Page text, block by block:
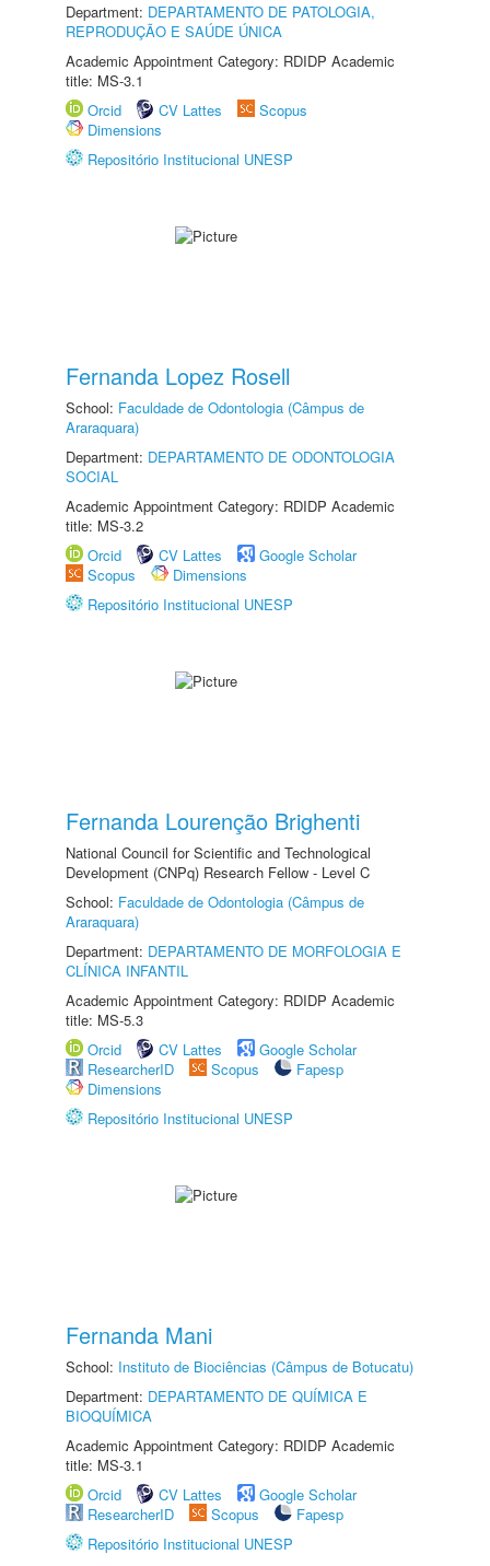
Department: DEPARTAMENTO DE PATOLOGIA,
REPRODUÇÃO E SAÚDE ÚNICA
Academic Appointment Category: RDIDP Academic
title: MS-3.1
Orcid
CV Lattes
Scopus
Dimensions
Repositório Institucional UNESP
Fernanda Lopez Rosell
School: Faculdade de Odontologia (Câmpus de
Araraquara)
Department: DEPARTAMENTO DE ODONTOLOGIA
SOCIAL
Academic Appointment Category: RDIDP Academic
title: MS-3.2
Orcid
CV Lattes
Google Scholar
Scopus
Dimensions
Repositório Institucional UNESP
Fernanda Lourenção Brighenti
National Council for Scientific and Technological
Development (CNPq) Research Fellow - Level C
School: Faculdade de Odontologia (Câmpus de
Araraquara)
Department: DEPARTAMENTO DE MORFOLOGIA E
CLÍNICA INFANTIL
Academic Appointment Category: RDIDP Academic
title: MS-5.3
Orcid
CV Lattes
Google Scholar
ResearcherID
Scopus
Fapesp
Dimensions
Repositório Institucional UNESP
Fernanda Mani
School: Instituto de Biociências (Câmpus de Botucatu)
Department: DEPARTAMENTO DE QUÍMICA E
BIOQUÍMICA
Academic Appointment Category: RDIDP Academic
title: MS-3.1
Orcid
CV Lattes
Google Scholar
ResearcherID
Scopus
Fapesp
Repositório Institucional UNESP